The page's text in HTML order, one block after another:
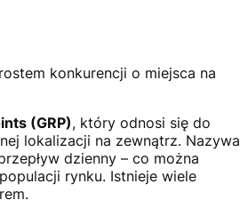
konkurencji o miejsca na
(GRP), który odnosi się do
lokalizacji na zewnątrz. Nazywa
dzienny – co można
rynku. Istnieje wiele